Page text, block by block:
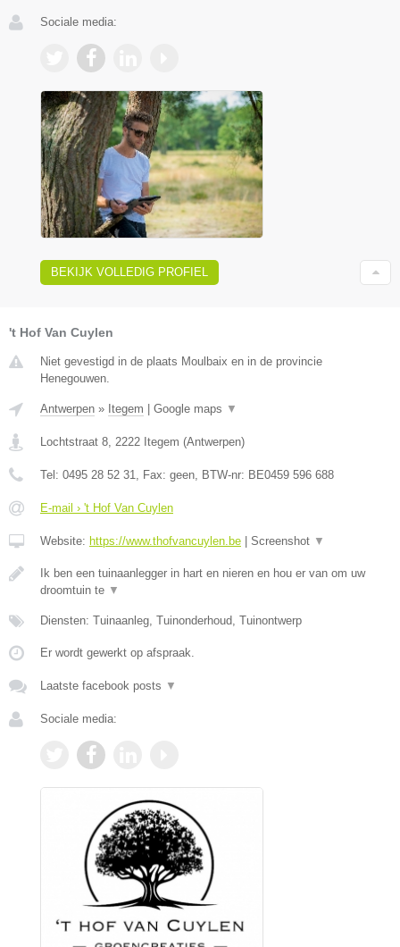
Sociale media:
BEKIJK VOLLEDIG PROFIEL
't Hof Van Cuylen
Niet gevestigd in de plaats Moulbaix en in de provincie
Henegouwen.
Antwerpen » Itegem Google maps ▼
Lochtstraat 8, 2222 Itegem (Antwerpen)
Tel: 0495 28 52 31, Fax: geen, BTW-nr: BE0459 596 688
E-mail › 't Hof Van Cuylen
Website: https://www.thofvancuylen.be Screenshot ▼
Ik ben een tuinaanlegger in hart en nieren en hou er van om uw
droomtuin te ▼
Diensten: Tuinaanleg, Tuinonderhoud, Tuinontwerp
Er wordt gewerkt op afspraak.
Laatste facebook posts ▼
Sociale media: